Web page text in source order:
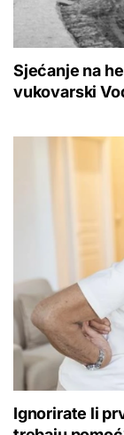
Sjećanje na
vukovarski
Ignorirate li